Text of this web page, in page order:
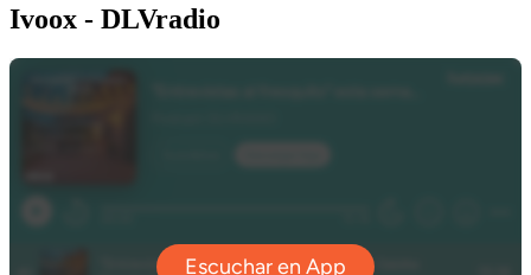
Ivoox - DLVradio